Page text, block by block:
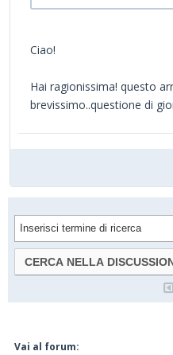
Ciao!
Hai ragionissima! questo
brevissimo..questione di
Vai al forum: